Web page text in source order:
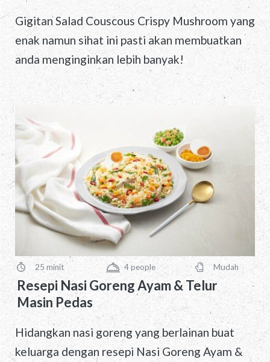
Gigitan Salad Couscous Crispy Mushroom yang
enak namun sihat ini pasti akan membuatkan
anda menginginkan lebih banyak!
Resepi Nasi Goreng Ayam & Telur
Masin Pedas
Hidangkan nasi goreng yang berlainan buat
keluarga dengan resepi Nasi Goreng Ayam &
PreparationTime
25 minit Servings
4people Difficulty
Mudah